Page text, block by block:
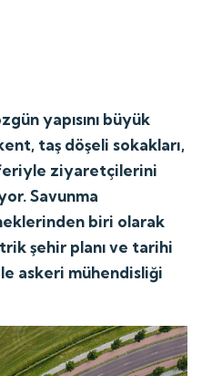
yapısını büyük
taş döşeli sokakları,
ziyaretçilerini
Savunma
biri olarak
şehir planı ve tarihi
askeri mühendisliği